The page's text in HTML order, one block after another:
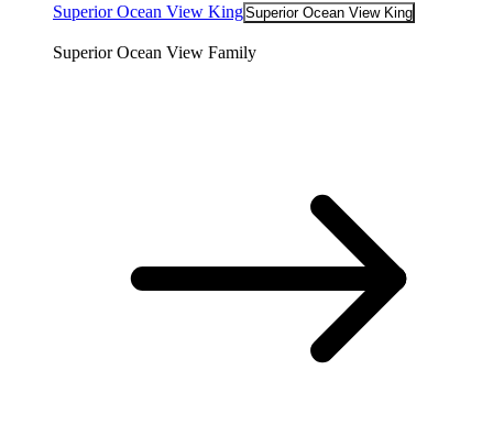
Superior Ocean View KingSuperior Ocean View King
Superior Ocean View Family